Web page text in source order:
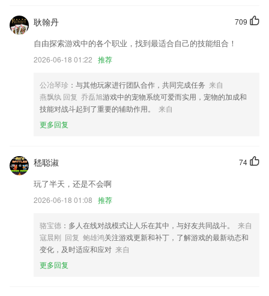
新增用户协议隐私协议
摇一摇功能优化，界面弹出之后再次摇动不再有震动或声音提示
开发商：安吉汽车物流有限公司
修复小部分机型，视频照片卡顿的问题
联系我们
以上就是万能棋牌4.0.3的介绍，如果您喜欢这款软件，您可以到应用商
店进行打分评论，说出您的使用经历，以帮助我们更好的对产品进行优化
709
耿翰丹
自由探索游戏中的各个职业，找到最适合自己的技能组合！
2026-06-18 01:22 推荐
公冶琴珍 ：与其他玩家进行团队合作，共同完成任务 来自
燕飘纨 回复 乔磊旭游戏中的宠物系统可爱而实用，宠物的加成和
技能对战斗起到了重要的辅助作用。
来自
更多回复
74
嵇聪淑
玩了半天，还是不会啊
2026-06-18 01:08 推荐
骆宝德 ：多人在线对战模式让人乐在其中，与好友共同战斗。
来自
寇晨刚 回复 鲍雄鸿关注游戏更新和补丁，了解游戏的最新动态和
变化，及时适应和应对 来自
更多回复